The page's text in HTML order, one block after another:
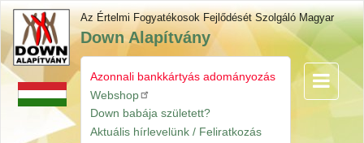
Skip
main
content
Az Értelmi Fogyatékosok Fejlődését Szolgáló Magyar
Down Alapítvány
Gyorslinkek
Azonnali bankkártyás adományozás
Webshop
Down babája született?
Aktuális hírlevelünk / Feliratkozás
Toggle
navigation